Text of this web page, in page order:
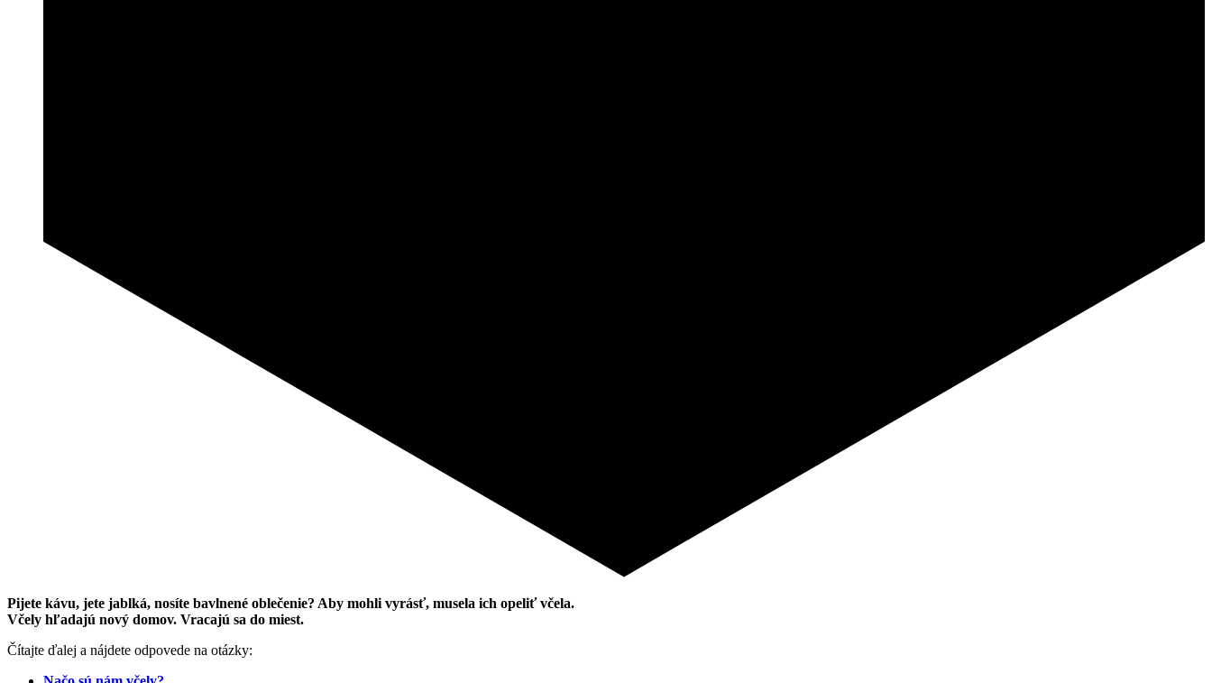
Pijete kávu, jete jablká, nosíte bavlnené oblečenie? Aby mohli vyrásť, musela ich opeliť včela.
Včely hľadajú nový domov. Vracajú sa do miest.
Čítajte ďalej a nájdete odpovede na otázky: